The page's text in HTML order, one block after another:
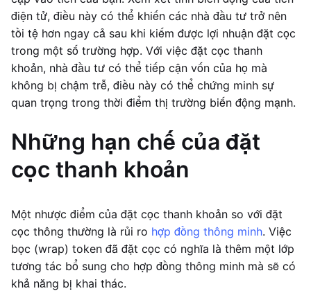
điện tử, điều này có thể khiến các nhà đầu tư trở nên
tồi tệ hơn ngay cả sau khi kiếm được lợi nhuận đặt cọc
trong một số trường hợp. Với việc đặt cọc thanh
khoản, nhà đầu tư có thể tiếp cận vốn của họ mà
không bị chậm trễ, điều này có thể chứng minh sự
quan trọng trong thời điểm thị trường biến động mạnh.
Những hạn chế của đặt
cọc thanh khoản
Một nhược điểm của đặt cọc thanh khoản so với đặt
cọc thông thường là rủi ro hợp đồng thông minh. Việc
bọc (wrap) token đã đặt cọc có nghĩa là thêm một lớp
tương tác bổ sung cho hợp đồng thông minh mà sẽ có
khả năng bị khai thác.